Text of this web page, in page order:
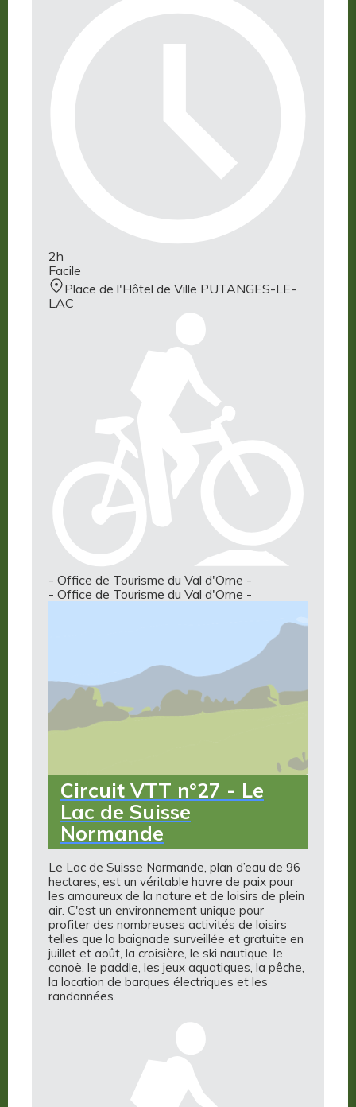
2h
Facile
Place de l'Hôtel de Ville PUTANGES-LE-
LAC
- Office de Tourisme du Val d'Orne -
- Office de Tourisme du Val d'Orne -
Circuit VTT n°27 - Le
Lac de Suisse
Normande
Le Lac de Suisse Normande, plan d’eau de 96
hectares, est un véritable havre de paix pour
les amoureux de la nature et de loisirs de plein
air. C'est un environnement unique pour
profiter des nombreuses activités de loisirs
telles que la baignade surveillée et gratuite en
juillet et août, la croisière, le ski nautique, le
canoë, le paddle, les jeux aquatiques, la pêche,
la location de barques électriques et les
randonnées.